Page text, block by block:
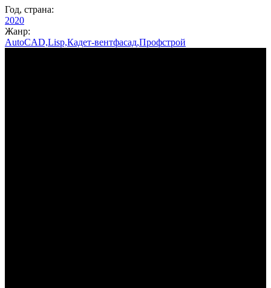
Год, страна:
2020
Жанр:
AutoCAD,Lisp,Кадет-вентфасад,Профстрой